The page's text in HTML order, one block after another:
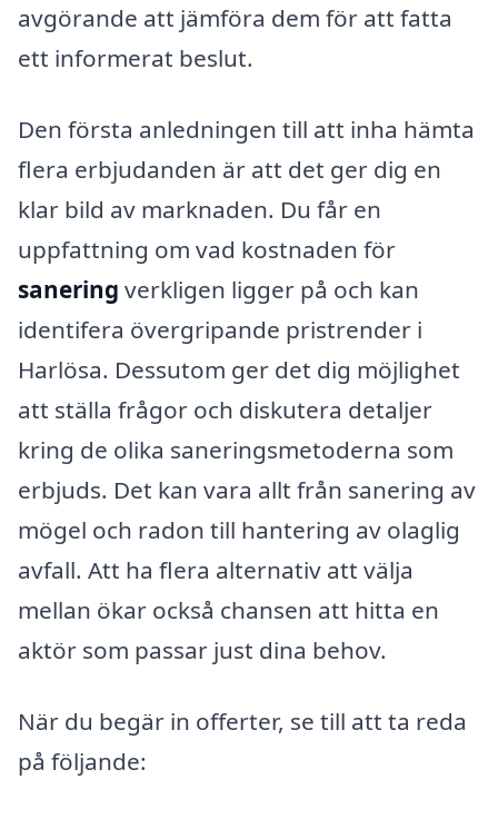
avgörande att jämföra dem för att fatta
ett informerat beslut.
Den första anledningen till att inha hämta
flera erbjudanden är att det ger dig en
klar bild av marknaden. Du får en
uppfattning om vad kostnaden för
sanering verkligen ligger på och kan
identifera övergripande pristrender i
Harlösa. Dessutom ger det dig möjlighet
att ställa frågor och diskutera detaljer
kring de olika saneringsmetoderna som
erbjuds. Det kan vara allt från sanering av
mögel och radon till hantering av olaglig
avfall. Att ha flera alternativ att välja
mellan ökar också chansen att hitta en
aktör som passar just dina behov.
När du begär in offerter, se till att ta reda
på följande: